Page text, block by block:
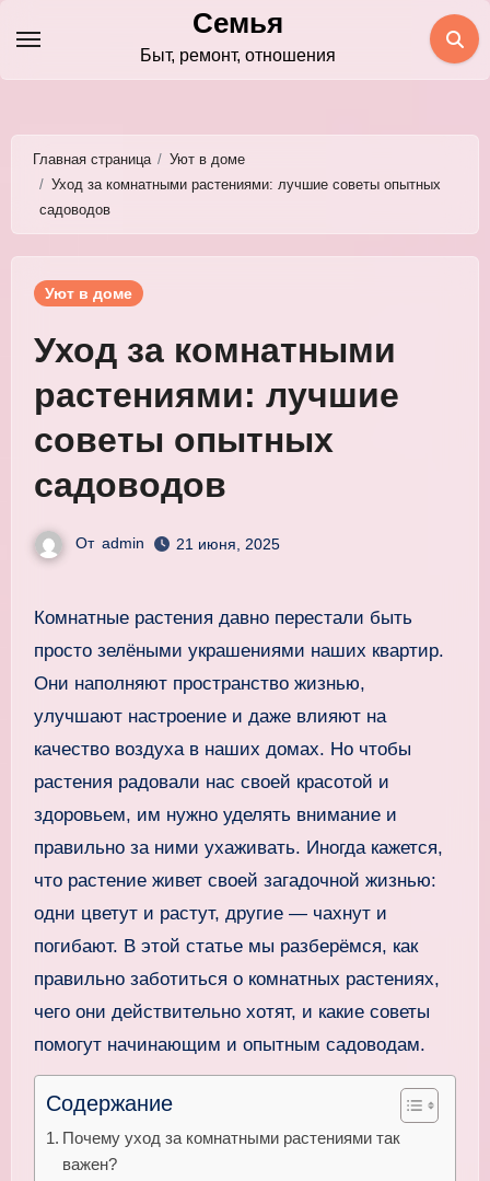
содержимому
Семья
Быт, ремонт, отношения
Главная страница
Уют в доме
Уход за комнатными растениями: лучшие советы опытных
садоводов
Уют в доме
Уход за комнатными
растениями: лучшие
советы опытных
садоводов
От admin 21 июня, 2025
Комнатные растения давно перестали быть
просто зелёными украшениями наших квартир.
Они наполняют пространство жизнью,
улучшают настроение и даже влияют на
качество воздуха в наших домах. Но чтобы
растения радовали нас своей красотой и
здоровьем, им нужно уделять внимание и
правильно за ними ухаживать. Иногда кажется,
что растение живет своей загадочной жизнью:
одни цветут и растут, другие — чахнут и
погибают. В этой статье мы разберёмся, как
правильно заботиться о комнатных растениях,
чего они действительно хотят, и какие советы
помогут начинающим и опытным садоводам.
Содержание
Почему уход за комнатными растениями так
важен?